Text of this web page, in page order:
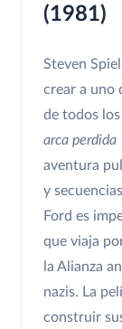
(1981)
Steven
crear a uno
de todos
arca perdida
aventura
y
Ford es
que viaja
la Alianza
nazis. La
construir